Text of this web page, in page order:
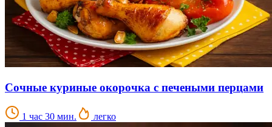
Сочные куриные окорочка с печеными перцами
1 час 30 мин. легко